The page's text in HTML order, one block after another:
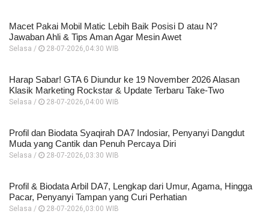
Macet Pakai Mobil Matic Lebih Baik Posisi D atau N?
Jawaban Ahli & Tips Aman Agar Mesin Awet
Selasa / 28-07-2026,04:30 WIB
Harap Sabar! GTA 6 Diundur ke 19 November 2026 Alasan
Klasik Marketing Rockstar & Update Terbaru Take-Two
Selasa / 28-07-2026,04:00 WIB
Profil dan Biodata Syaqirah DA7 Indosiar, Penyanyi Dangdut
Muda yang Cantik dan Penuh Percaya Diri
Selasa / 28-07-2026,03:30 WIB
Profil & Biodata Arbil DA7, Lengkap dari Umur, Agama, Hingga
Pacar, Penyanyi Tampan yang Curi Perhatian
Selasa / 28-07-2026,03:00 WIB